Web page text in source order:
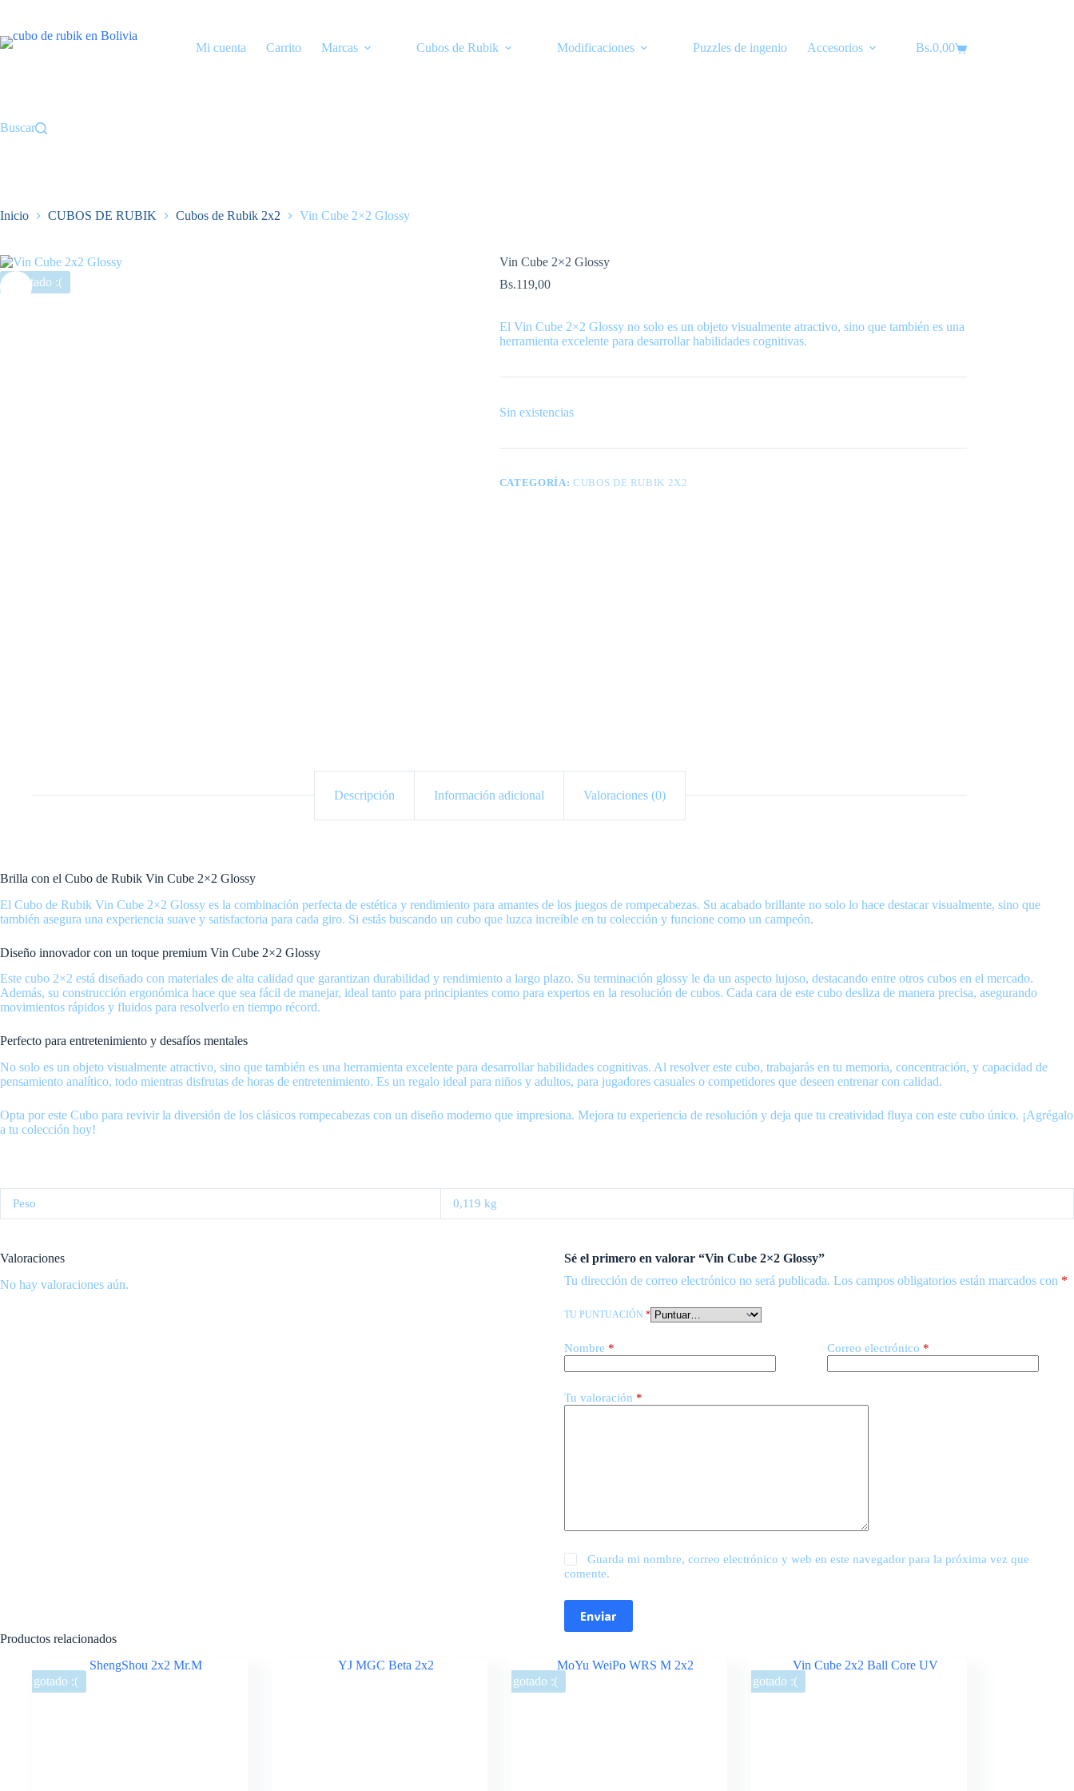
contenido
Mi cuenta
Carrito Marcas Cubos de Rubik Modificaciones Puzzles de ingenio Accesorios Lubricantes
Carro
Bs.0,00
Buscar
Inicio CUBOS DE RUBIK Cubos de Rubik 2x2 Vin Cube 2×2 Glossy
Agotado :(
Vin Cube 2×2 Glossy
Bs.119,00
El Vin Cube 2×2 Glossy no solo es un objeto visualmente atractivo, sino que también es una
herramienta excelente para desarrollar habilidades cognitivas.
Sin existencias
CATEGORÍA: CUBOS DE RUBIK 2X2
Descripción Información adicional Valoraciones (0)
Brilla con el Cubo de Rubik Vin Cube 2×2 Glossy
El Cubo de Rubik Vin Cube 2×2 Glossy es la combinación perfecta de estética y rendimiento para amantes de los juegos de rompecabezas. Su acabado brillante no solo lo hace destacar visualmente, sino que
también asegura una experiencia suave y satisfactoria para cada giro. Si estás buscando un cubo que luzca increíble en tu colección y funcione como un campeón.
Diseño innovador con un toque premium Vin Cube 2×2 Glossy
Este cubo 2×2 está diseñado con materiales de alta calidad que garantizan durabilidad y rendimiento a largo plazo. Su terminación glossy le da un aspecto lujoso, destacando entre otros cubos en el mercado.
Además, su construcción ergonómica hace que sea fácil de manejar, ideal tanto para principiantes como para expertos en la resolución de cubos. Cada cara de este cubo desliza de manera precisa, asegurando
movimientos rápidos y fluidos para resolverlo en tiempo récord.
Perfecto para entretenimiento y desafíos mentales
No solo es un objeto visualmente atractivo, sino que también es una herramienta excelente para desarrollar habilidades cognitivas. Al resolver este cubo, trabajarás en tu memoria, concentración, y capacidad de
pensamiento analítico, todo mientras disfrutas de horas de entretenimiento. Es un regalo ideal para niños y adultos, para jugadores casuales o competidores que deseen entrenar con calidad.
Opta por este Cubo para revivir la diversión de los clásicos rompecabezas con un diseño moderno que impresiona. Mejora tu experiencia de resolución y deja que tu creatividad fluya con este cubo único. ¡Agrégalo
a tu colección hoy!
Peso 0,119 kg
Valoraciones
No hay valoraciones aún.
Sé el primero en valorar “Vin Cube 2×2 Glossy”
Tu dirección de correo electrónico no será publicada. Los campos obligatorios están marcados con *
TU PUNTUACIÓN *
Nombre * Correo electrónico *
Tu valoración *
Guarda mi nombre, correo electrónico y web en este navegador para la próxima vez que
comente.
Enviar
Productos relacionados
Agotado :( Agotado :( Agotado :(